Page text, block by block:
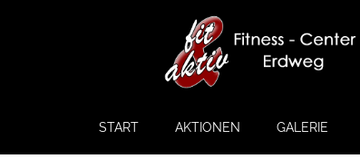
START AKTIONEN GALERIE